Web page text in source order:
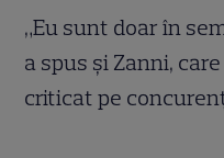
„Eu sunt doar în
a spus și Zanni,
criticat pe